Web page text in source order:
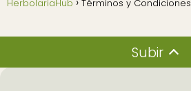
HerbolariaHub Términos y Condiciones
Subir